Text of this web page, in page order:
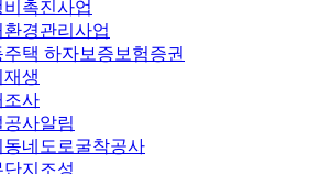
비촉진사업
환경관리사업
주택 하자보증보험증권
재생
조사
공사알림
동네도로굴착공사
단지조성